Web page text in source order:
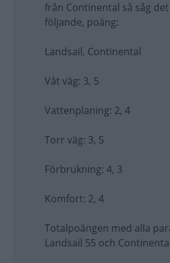
från Continental så såg
följande, poäng:
Landsail, Continental
Våt väg: 3, 5
Vattenplaning: 2, 4
Torr väg: 3, 5
Förbrukning: 4, 3
Komfort: 2, 4
Totalpoängen med alla
Landsail 55 och